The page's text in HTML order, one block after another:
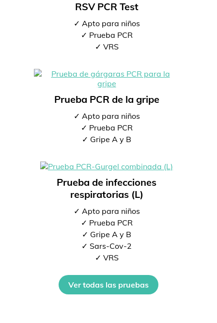
RSV PCR Test
✓ Apto para niños
✓ Prueba PCR
✓ VRS
Prueba PCR de la gripe
✓ Apto para niños
✓ Prueba PCR
✓ Gripe A y B
Prueba de infecciones
respiratorias (L)
✓ Apto para niños
✓ Prueba PCR
✓ Gripe A y B
✓ Sars-Cov-2
✓ VRS
Ver todas las pruebas